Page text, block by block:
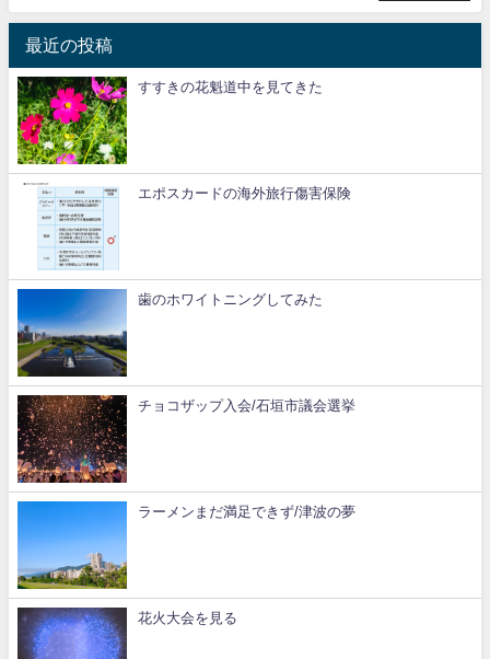
最近の投稿
すすきの花魁道中を見てきた
エポスカードの海外旅行傷害保険
歯のホワイトニングしてみた
チョコザップ入会/石垣市議会選挙
ラーメンまだ満足できず/津波の夢
花火大会を見る